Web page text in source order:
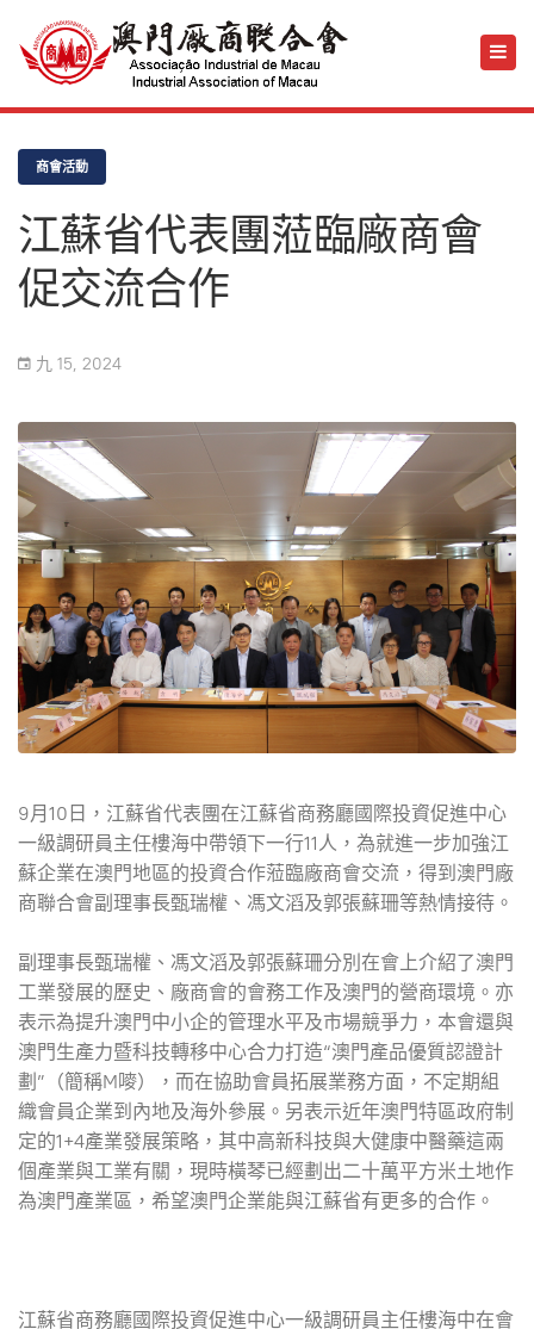
商會活動
江蘇省代表團蒞臨廠商會
促交流合作
九 15, 2024
9月10日，江蘇省代表團在江蘇省商務廳國際投資促進中心
一級調研員主任樓海中帶領下一行11人，為就進一步加強江
蘇企業在澳門地區的投資合作蒞臨廠商會交流，得到澳門廠
商聯合會副理事長甄瑞權、馮文滔及郭張蘇珊等熱情接待。
副理事長甄瑞權、馮文滔及郭張蘇珊分別在會上介紹了澳門
工業發展的歷史、廠商會的會務工作及澳門的營商環境。亦
表示為提升澳門中小企的管理水平及市場競爭力，本會還與
澳門生產力暨科技轉移中心合力打造“澳門產品優質認證計
劃”（簡稱M嘜），而在協助會員拓展業務方面，不定期組
織會員企業到內地及海外參展。另表示近年澳門特區政府制
定的1+4產業發展策略，其中高新科技與大健康中醫藥這兩
個產業與工業有關，現時橫琴已經劃出二十萬平方米土地作
為澳門產業區，希望澳門企業能與江蘇省有更多的合作。
江蘇省商務廳國際投資促進中心一級調研員主任樓海中在會